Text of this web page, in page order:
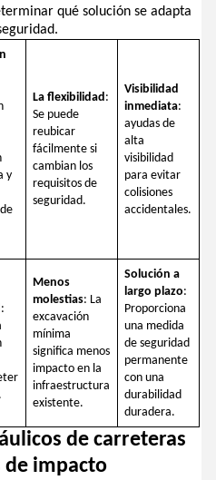
qué solución se adapta
y
La flexibilidad :
Se puede
reubicar
fácilmente si
cambian los
requisitos de
seguridad.
Visibilidad
inmediata:
ayudas de
alta
visibilidad
para evitar
colisiones
accidentales.
:
Menos
molestias: La
excavación
mínima
significa menos
impacto en la
infraestructura
existente.
Solución a
largo plazo:
Proporciona
una medida
de seguridad
permanente
con una
durabilidad
duradera.
de carreteras
de impacto